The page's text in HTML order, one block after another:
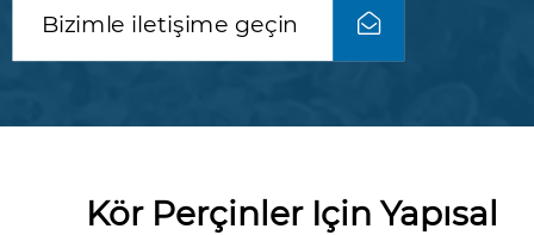
Bizimle iletişime geçin
Kör Perçinler Için Yapısal